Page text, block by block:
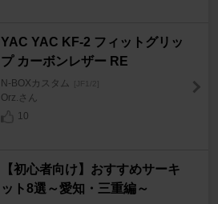
YAC YAC KF-2 フィットグリッ
プ カーボンレザー RE
N-BOXカスタム [JF1/2]
Orz.さん
10
【初心者向け】おすすめサーキ
ット8選～愛知・三重編～